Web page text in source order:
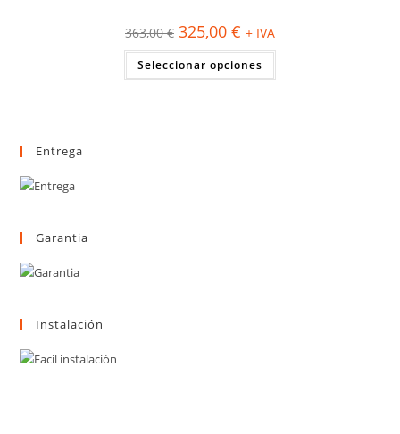
363,00€ El
precio
original
era:
363,00 €.
325,00 € El
precio
actual
es:
325,00 €.
+ IVA
Seleccionar opciones
Este
tiene
Entrega
Garantia
Instalación